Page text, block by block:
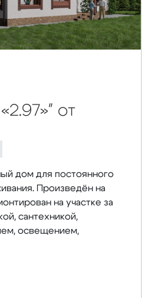
от
дом для постоянного
Произведён на
на участке за
сантехникой,
освещением,